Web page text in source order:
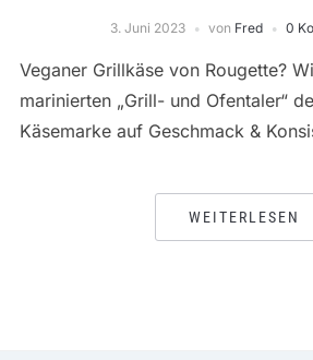
3. Juni 2023 von Fred 0
Veganer Grillkäse von Rougette?
marinierten „Grill- und Ofentaler“
Käsemarke auf Geschmack &
WEITERLESEN